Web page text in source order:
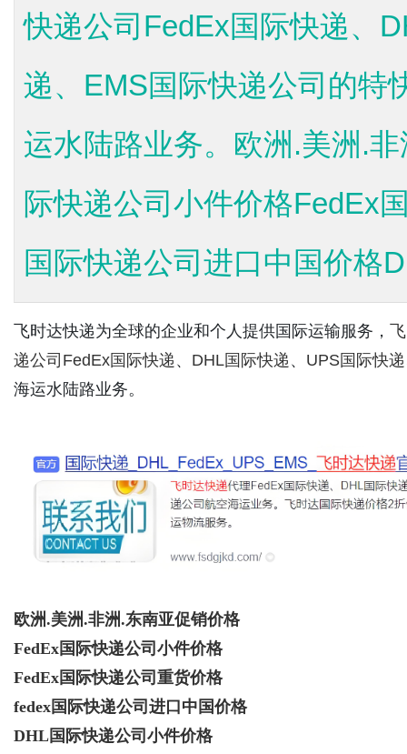
快递公司FedEx国际快递、
递、EMS国际快递公司的特
运水陆路业务。欧洲.美洲.
际快递公司小件价格FedEx
国际快递公司进口中国价格
飞时达快递为全球的企业和个人提供国际运输服务，
递公司 FedEx国际快递 、 DHL国际快递 、 UPS国际快递
海运水陆路业务。
欧洲.美洲.非洲.东南亚促销价格
FedEx国际快递公司小件价格
FedEx国际快递公司重货价格
fedex国际快递公司进口中国价格
DHL国际快递公司小件价格